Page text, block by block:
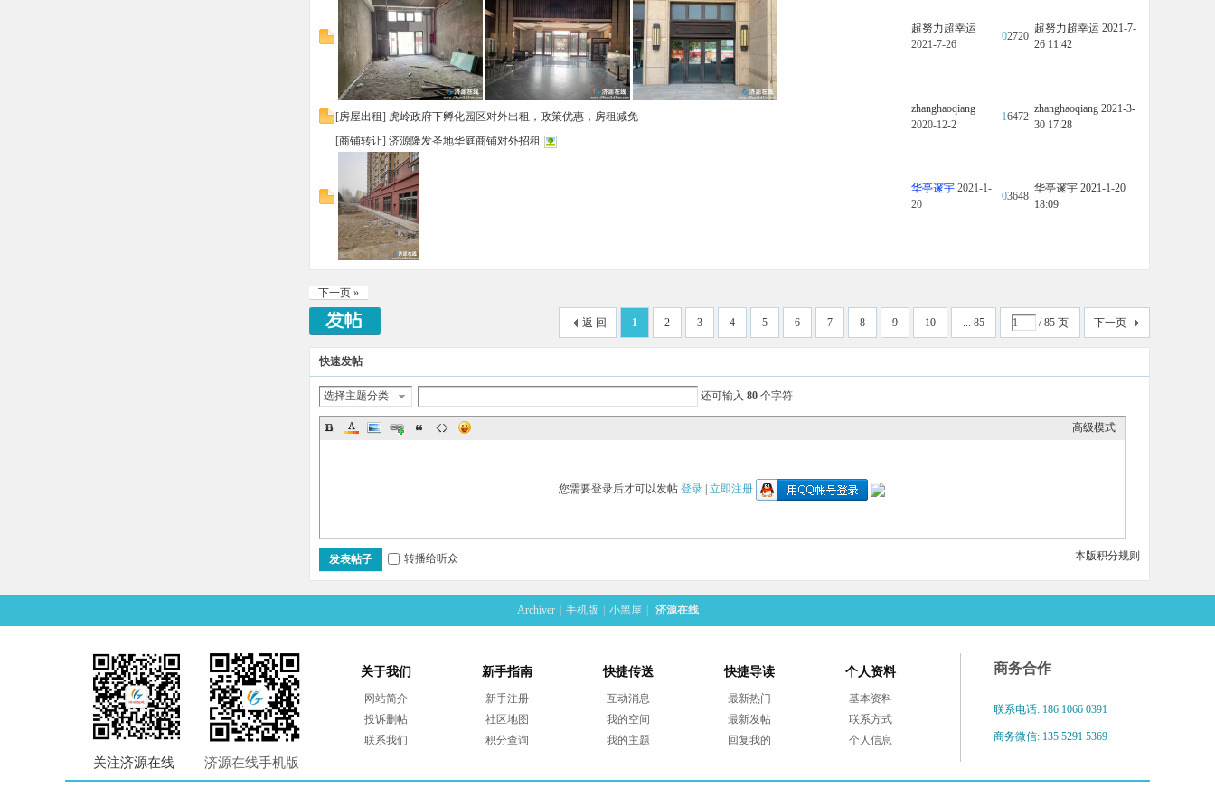
超努力超幸运
2021-7-26
02720
超努力超幸运 2021-7-
26 11:42
[房屋出租] 虎岭政府下孵化园区对外出租，政策优惠，房租减免
zhanghaoqiang
2020-12-2
16472
zhanghaoqiang 2021-3-
30 17:28
[商铺转让] 济源隆发圣地华庭商铺对外招租
华亭邃宇 2021-1-
20
03648
华亭邃宇 2021-1-20
18:09
下一页 »
1 2 3 4 5 6 7 8 9 10 ... 85 / 85 页 下一页
返 回
快速发帖
选择主题分类 还可输入 80 个字符
高级模式
您需要登录后才可以发帖登录 |立即注册
本版积分规则
发表帖子 转播给听众
Archiver 手机版 小黑屋 济源在线
关注济源在线 济源在线手机版
关于我们
网站简介
投诉删帖
联系我们
新手指南
新手注册
社区地图
积分查询
快捷传送
互动消息
我的空间
我的主题
快捷导读
最新热门
最新发帖
回复我的
个人资料
基本资料
联系方式
个人信息
商务合作
联系电话: 186 1066 0391
商务微信: 135 5291 5369